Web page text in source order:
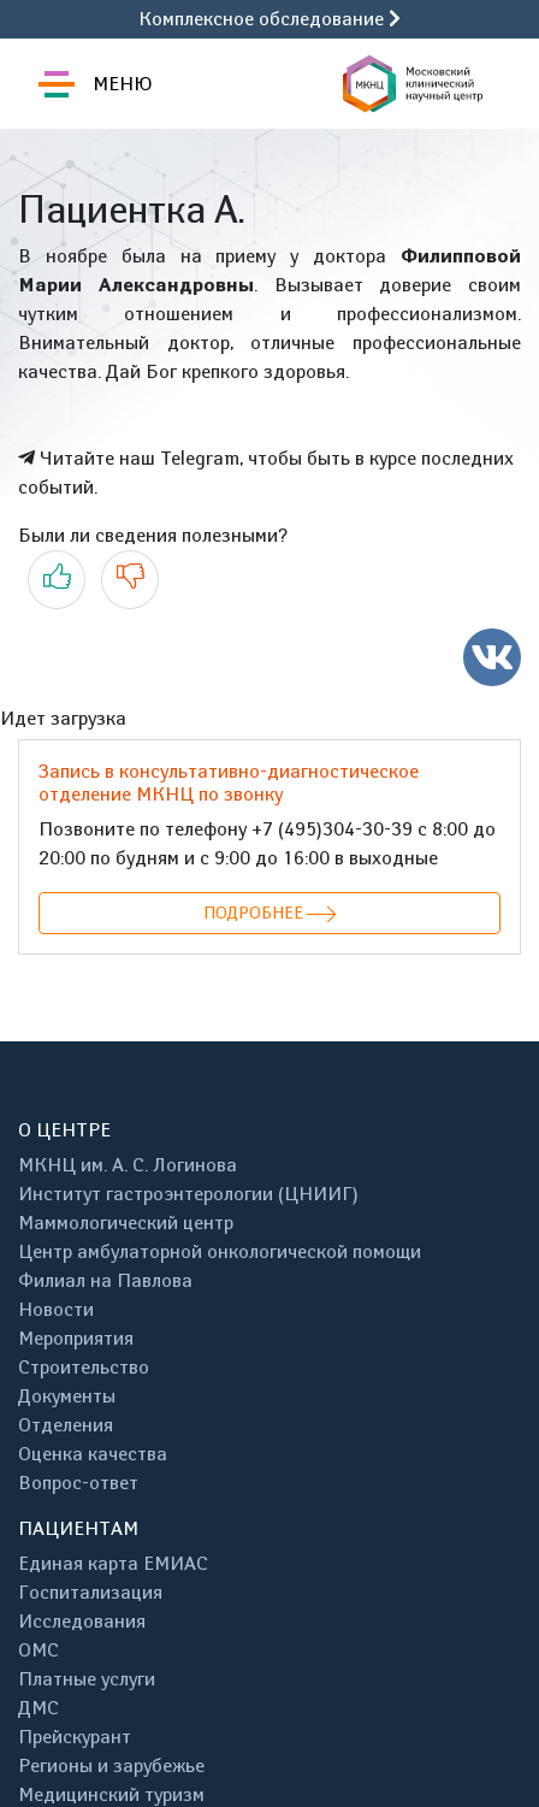
Комплексное обследование
МЕНЮ
Пациентка А.
В ноябре была на приему у доктора Филипповой
Марии Александровны. Вызывает доверие своим
чутким отношением и профессионализмом.
Внимательный доктор, отличные профессиональные
качества. Дай Бог крепкого здоровья.
Читайте наш Telegram, чтобы быть в курсе последних
событий.
Были ли сведения полезными?
Да Нет
Идет загрузка
Запись в консультативно-диагностическое
отделение МКНЦ по звонку
Позвоните по телефону +7 (495)304-30-39 с 8:00 до
20:00 по будням и с 9:00 до 16:00 в выходные
ПОДРОБНЕЕ
О ЦЕНТРЕ
МКНЦ им. А. С. Логинова
Институт гастроэнтерологии (ЦНИИГ)
Маммологический центр
Центр амбулаторной онкологической помощи
Филиал на Павлова
Новости
Мероприятия
Строительство
Документы
Отделения
Оценка качества
Вопрос-ответ
ПАЦИЕНТАМ
Единая карта ЕМИАС
Госпитализация
Исследования
ОМС
Платные услуги
ДМС
Прейскурант
Регионы и зарубежье
Медицинский туризм